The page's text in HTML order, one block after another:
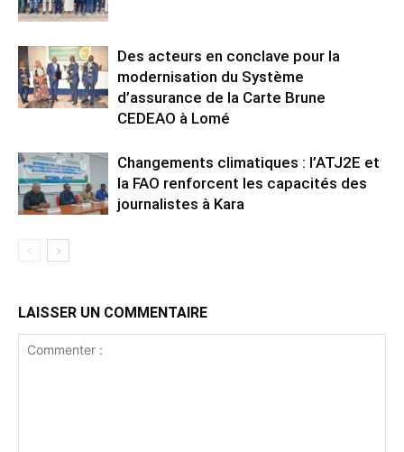
Des acteurs en conclave pour la
modernisation du Système
d’assurance de la Carte Brune
CEDEAO à Lomé
Changements climatiques : l’ATJ2E et
la FAO renforcent les capacités des
journalistes à Kara
LAISSER UN COMMENTAIRE